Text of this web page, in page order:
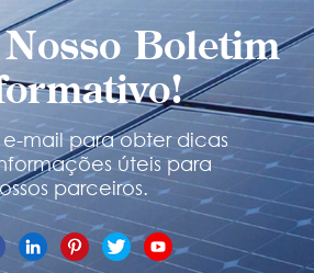
Boletim
e-mail para obter dicas
úteis para
parceiros.